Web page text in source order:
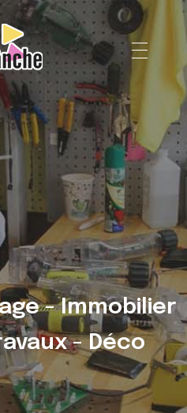
- Immobilier
- Déco